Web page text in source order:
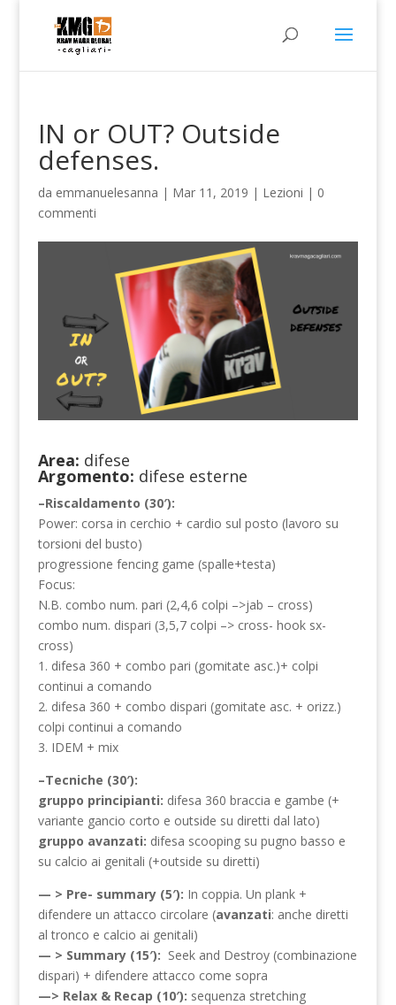
IN or OUT? Outside
defenses.
da emmanuelesanna | Mar 11, 2019 | Lezioni | 0
commenti
Area: difese
Argomento: difese esterne
–Riscaldamento (30′):
Power: corsa in cerchio + cardio sul posto (lavoro su
torsioni del busto)
progressione fencing game (spalle+testa)
Focus:
N.B. combo num. pari (2,4,6 colpi –>jab – cross)
combo num. dispari (3,5,7 colpi –> cross- hook sx-
cross)
1. difesa 360 + combo pari (gomitate asc.)+ colpi
continui a comando
2. difesa 360 + combo dispari (gomitate asc. + orizz.)
colpi continui a comando
3. IDEM + mix
–Tecniche (30′):
gruppo principianti: difesa 360 braccia e gambe (+
variante gancio corto e outside su diretti dal lato)
gruppo avanzati: difesa scooping su pugno basso e
su calcio ai genitali (+outside su diretti)
— > Pre- summary (5′): In coppia. Un plank +
difendere un attacco circolare (avanzati: anche diretti
al tronco e calcio ai genitali)
— > Summary (15′): Seek and Destroy (combinazione
dispari) + difendere attacco come sopra
—> Relax & Recap (10′): sequenza stretching